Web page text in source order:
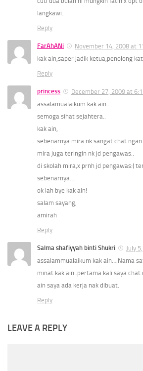
langkawi..
Reply
FarAhANi
November 14, 2008 at
kak ain,saper jadik ketua,penolong
Reply
princess
December 27, 2009 at
assalamualaikum kak ain..
semoga sihat sejahtera..
kak ain,
sebenarnya mira nk sangat chat ngan
mira juga teringin nk jd pengawas..
di skolah mira,x prnh jd pengawas:(
sebenarnya…
ok lah bye kak ain!
salam sayang,
amirah
Reply
Salma shafiyyah binti Shukri
July
assalammualaikum kak ain….Nama
minat kak ain .pertama kali saya chat
ain saya ada kerja nak dibuat.
Reply
LEAVE A REPLY